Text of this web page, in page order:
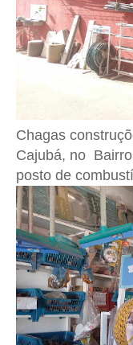
Chagas
Cajubá, no
posto de